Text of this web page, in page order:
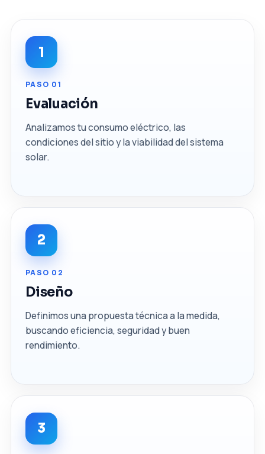
1
PASO 01
Evaluación
Analizamos tu consumo eléctrico, las
condiciones del sitio y la viabilidad del sistema
solar.
2
PASO 02
Diseño
Definimos una propuesta técnica a la medida,
buscando eficiencia, seguridad y buen
rendimiento.
3